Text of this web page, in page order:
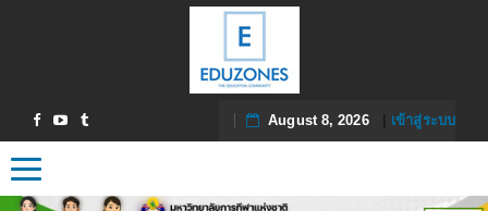
August 8, 2026| เข้าสู่ระบบ
Toggle navigation